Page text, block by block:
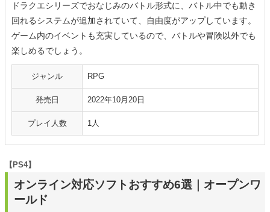
ドラクエシリーズでおなじみのバトル形式に、バトル中でも動き
回れるシステムが追加されていて、自由度がアップしています。
ゲーム内のイベントも充実しているので、バトルや冒険以外でも
楽しめるでしょう。
ジャンル RPG
発売日 2022年10月20日
プレイ人数 1人
オンライン対応ソフトおすすめ6選｜オープンワ
ールド
【PS4】